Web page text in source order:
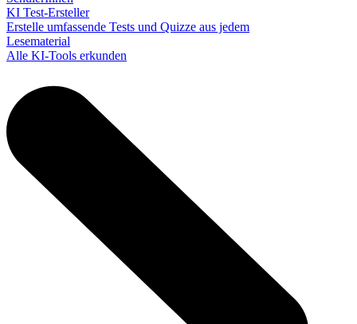
KI Test-Ersteller
Erstelle umfassende Tests und Quizze aus jedem
Lesematerial
Alle KI-Tools erkunden